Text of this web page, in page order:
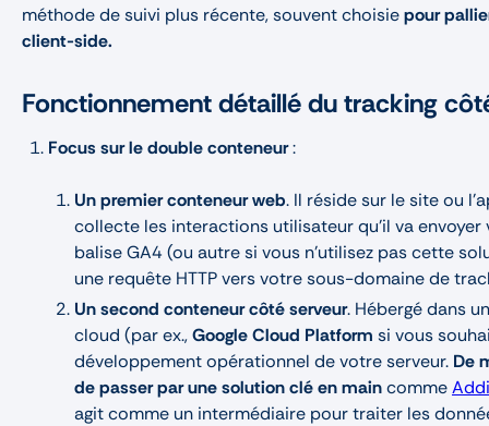
méthode de suivi plus récente, souvent choisiepour
client-side.
Fonctionnement détaillé du tracking
Focus sur le double conteneur:
Un premier conteneur web. Il réside sur le site ou
collecte les interactions utilisateur qu’il va envoyer
balise GA4 (ou autre si vous n’utilisez pas cette
une requête HTTP vers votre sous-domaine de
Un second conteneur côté serveur. Hébergé dans
cloud (par ex.,Google Cloud Platform si vous
développement opérationnel de votre serveur. De
de passer par une solution clé en maincomme
agit comme un intermédiaire pour traiter les